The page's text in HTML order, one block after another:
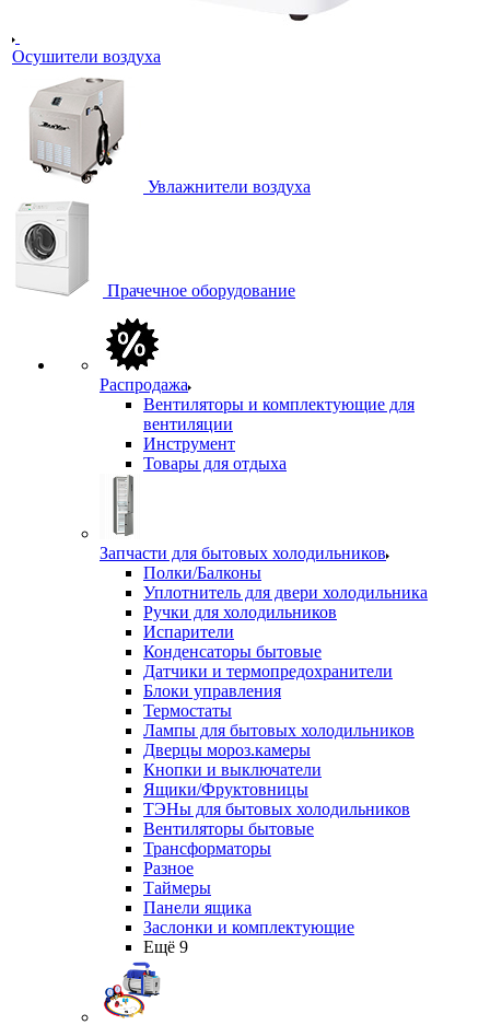
Осушители воздуха
Увлажнители воздуха
Прачечное оборудование
Распродажа
Вентиляторы и комплектующие для
вентиляции
Инструмент
Товары для отдыха
Запчасти для бытовых холодильников
Полки/Балконы
Уплотнитель для двери холодильника
Ручки для холодильников
Испарители
Конденсаторы бытовые
Датчики и термопредохранители
Блоки управления
Термостаты
Лампы для бытовых холодильников
Дверцы мороз.камеры
Кнопки и выключатели
Ящики/Фруктовницы
ТЭНы для бытовых холодильников
Вентиляторы бытовые
Трансформаторы
Разное
Таймеры
Панели ящика
Заслонки и комплектующие
Ещё 9